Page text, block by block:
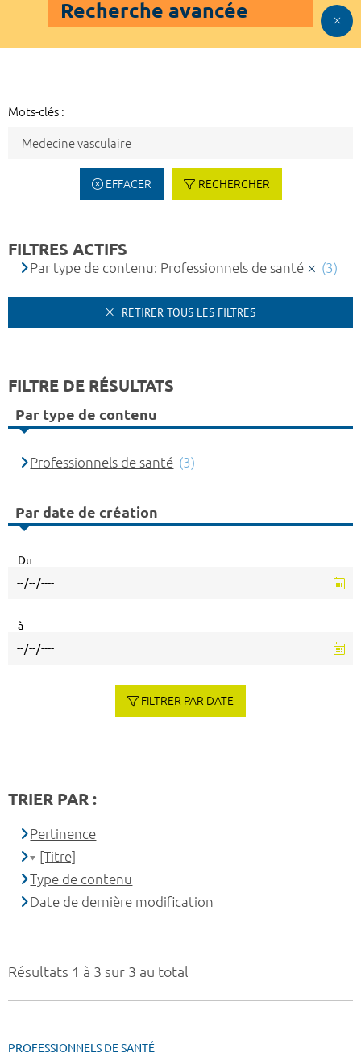
Recherche avancée
Mots-clés :
EFFACER RECHERCHER
Résultats 1 à 3 sur 3 au total
PROFESSIONNELS DE SANTÉ
FILTRES ACTIFS
Par type de contenu: Professionnels de santé (3)
RETIRER TOUS LES FILTRES
FILTRE DE RÉSULTATS
Par type de contenu
Professionnels de santé (3)
Par date de création
Du
à
FILTRER PAR DATE
TRIER PAR :
Pertinence
[Titre]
Type de contenu
Date de dernière modification